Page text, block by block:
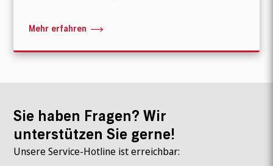
Mehr erfahren
Sie haben Fragen? Wir
unterstützen Sie gerne!
Unsere Service-Hotline ist erreichbar: